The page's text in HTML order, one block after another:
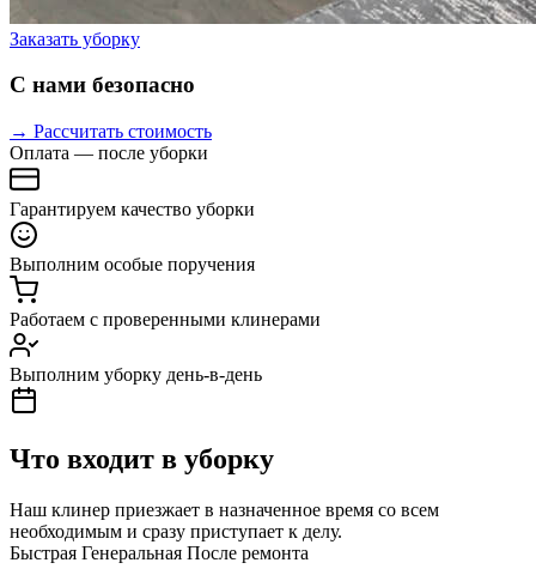
Заказать уборку
С нами безопасно
→ Рассчитать стоимость
Оплата — после уборки
Гарантируем качество уборки
Выполним особые поручения
Работаем с проверенными клинерами
Выполним уборку день-в-день
Что входит в уборку
Наш клинер приезжает в назначенное время со всем
необходимым и сразу приступает к делу.
Быстрая Генеральная После ремонта